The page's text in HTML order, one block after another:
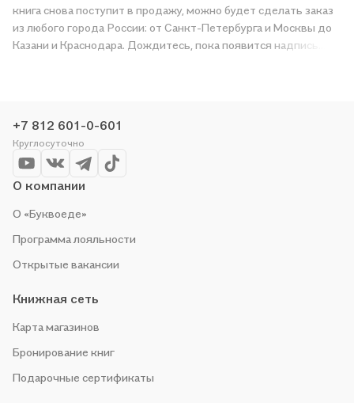
книга снова поступит в продажу, можно будет сделать заказ
из любого города России: от Санкт-Петербурга и Москвы до
Казани и Краснодара. Дождитесь, пока появится надпись
историю по приятной цене. Например, организуем конкурсы и
проводим акции. Оставайтесь с нами, чтобы не упустить
выгоду!
+7 812 601-0-601
Круглосуточно
О компании
О «Буквоеде»
Программа лояльности
Открытые вакансии
Книжная сеть
Карта магазинов
Бронирование книг
Подарочные сертификаты